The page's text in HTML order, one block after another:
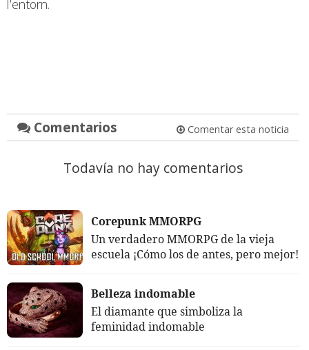
l’entorn.
Comentarios Comentar esta noticia
Todavía no hay comentarios
Corepunk MMORPG
Un verdadero MMORPG de la vieja
escuela ¡Cómo los de antes, pero mejor!
Belleza indomable
El diamante que simboliza la
feminidad indomable